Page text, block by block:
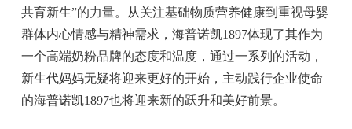
共育新生”的力量。从关注基础物质营养健康到重视母婴
群体内心情感与精神需求，海普诺凯1897体现了其作为
一个高端奶粉品牌的态度和温度，通过一系列的活动，
新生代妈妈无疑将迎来更好的开始，主动践行企业使命
的海普诺凯1897也将迎来新的跃升和美好前景。